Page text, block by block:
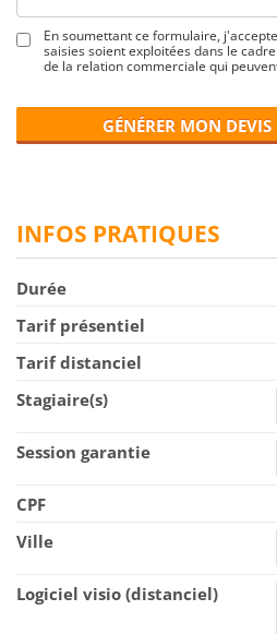
En soumettant ce formulaire,
saisies soient exploitées dans le
de la relation commerciale qui
GÉNÉRER MON
INFOS PRATIQUES
Durée
Tarif présentiel
Tarif distanciel
Stagiaire(s)
Session garantie
CPF
Ville
Logiciel visio (distanciel)